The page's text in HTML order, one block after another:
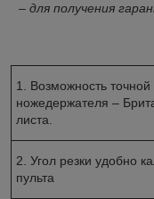
– для получения
1. Возможность
ножедержателя –
листа.
2. Угол резки удобно
пульта